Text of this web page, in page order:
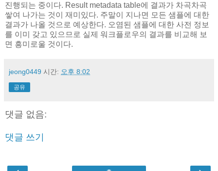
진행되는 중이다. Result metadata table에 결과가 차곡차곡
쌓여 나가는 것이 재미있다. 주말이 지나면 모든 샘플에 대한
결과가 나올 것으로 예상한다. 오염된 샘플에 대한 사전 정보
를 이미 갖고 있으므로 실제 워크플로우의 결과를 비교해 보
면 흥미로울 것이다.
jeong0449 시간: 오후 8:02
공유
댓글 없음:
댓글 쓰기